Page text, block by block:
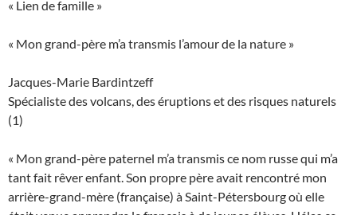
« Lien de famille »
« Mon grand-père m’a transmis l’amour de la nature »
Jacques-Marie Bardintzeff
Spécialiste des volcans, des éruptions et des risques naturels
(1)
« Mon grand-père paternel m’a transmis ce nom russe qui m’a
tant fait rêver enfant. Son propre père avait rencontré mon
arrière-grand-mère (française) à Saint-Pétersbourg où elle